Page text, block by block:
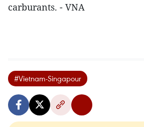
carburants. - VNA
#Vietnam-Singapour